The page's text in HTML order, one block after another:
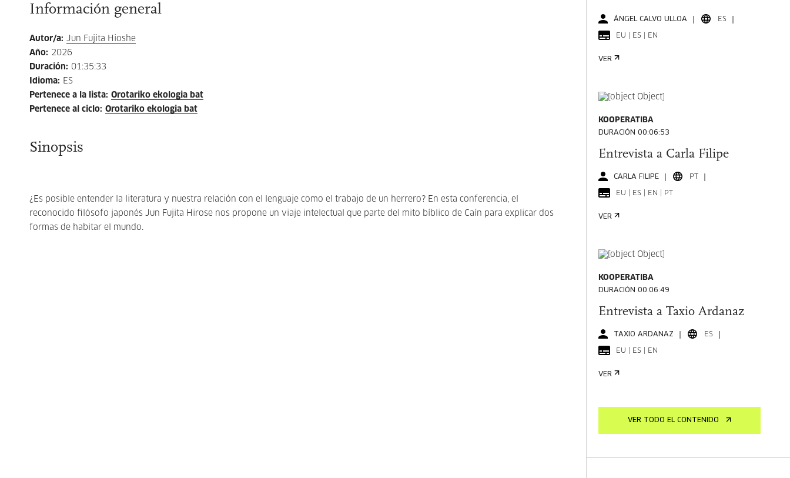
Información general
Autor/a: Jun Fujita Hioshe
Año: 2026
Duración: 01:35:33
Idioma: ES
Pertenece a la lista: Orotariko ekologia bat
Pertenece al ciclo: Orotariko ekologia bat
Sinopsis
¿Es posible entender la literatura y nuestra relación con el lenguaje como el trabajo de un herrero? En esta conferencia, el
reconocido filósofo japonés Jun Fujita Hirose nos propone un viaje intelectual que parte del mito bíblico de Caín para explicar dos
formas de habitar el mundo.
ÁNGEL CALVO ULLOA ES
EU | ES | EN
VER
KOOPERATIBA
DURACIÓN 00:06:53
Entrevista a Carla Filipe
CARLA FILIPE PT
EU | ES | EN | PT
VER
KOOPERATIBA
DURACIÓN 00:06:49
Entrevista a Taxio Ardanaz
TAXIO ARDANAZ ES
EU | ES | EN
VER
VER TODO EL CONTENIDO